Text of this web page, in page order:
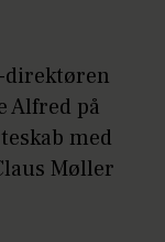
direktøren
Alfred på
med
Møller